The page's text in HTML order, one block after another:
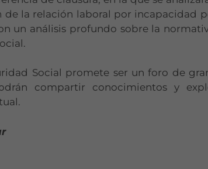
de la relación laboral por incapacidad
un análisis profundo sobre la
Social promete ser un foro de
compartir conocimientos y
Estas
para